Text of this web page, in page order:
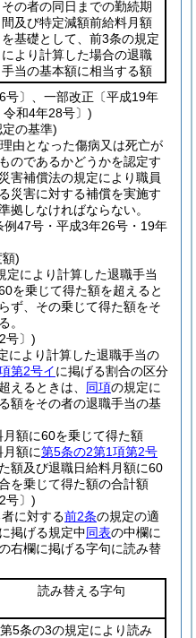
その者の同日までの勤続期
間及び特定減額前給料月額
を基礎として、前3条の規定
により計算した場合の退職
手当の基本額に相当する額
号〕、一部改正〔平成19年
和4年28号〕)
の基準)
由となった傷病又は死亡が
のであるかどうかを認定す
害補償法の規定により職員
災害に対する補償を実施す
拠しなければならない。
47号・平成3年26号・19年
)
定により計算した退職手当
を乗じて得た額を超えると
ず、その乗じて得た額をそ
。
号〕)
により計算した退職手当の
第2号イに掲げる割合の区分
えるときは、 同項の規定に
額をその者の退職手当の基
額に60を乗じて得た額
額に第5条の2第1項第2号
額及び退職日給料月額に60
を乗じて得た額の合計額
号〕)
に対する前2条の規定の適
掲げる規定中同表の中欄に
右欄に掲げる字句に読み替
読み替える字句
第5条の3の規定により読み